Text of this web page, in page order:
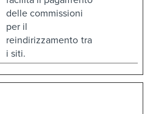
delle commissioni
per il
reindirizzamento tra
i siti.